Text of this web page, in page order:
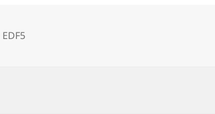
タ
EDF5